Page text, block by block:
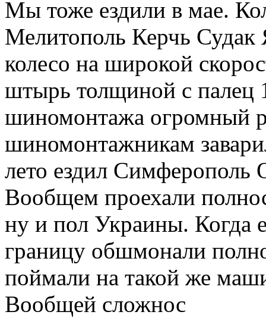
Мы тоже ездили в мае.
Мелитополь Керчь Судак
колесо на широкой
штырь толщиной с палец
шиномонтажа огромный
шиномонтажникам
лето ездил Симферополь
Вообщем проехали
ну и пол Украины. Когда
границу обшмонали
поймали на такой же
Вообщей сложнос